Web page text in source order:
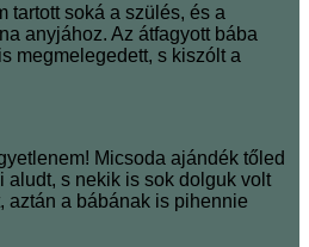
tartott soká a szülés, és a
anyjához. Az átfagyott bába
megmelegedett, s kiszólt a
Micsoda ajándék tőled
aludt, s nekik is sok dolguk volt
aztán a bábának is pihennie